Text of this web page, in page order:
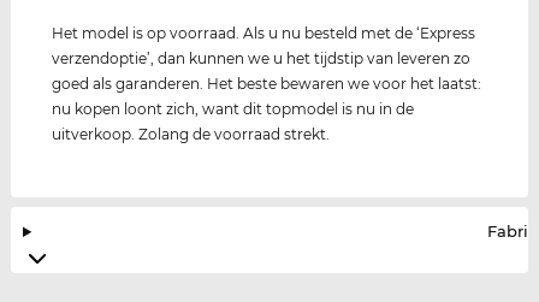
Het model is op voorraad. Als u nu besteld met de ‘Express
verzendoptie’, dan kunnen we u het tijdstip van leveren zo
goed als garanderen. Het beste bewaren we voor het laatst:
nu kopen loont zich, want dit topmodel is nu in de
uitverkoop. Zolang de voorraad strekt.